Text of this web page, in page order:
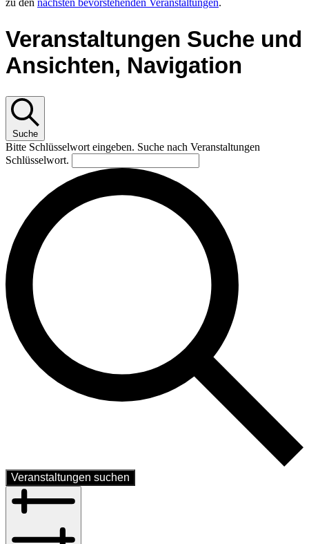
zu den nächsten bevorstehenden Veranstaltungen.
Veranstaltungen Suche und
Ansichten, Navigation
Suche
Bitte Schlüsselwort eingeben. Suche nach Veranstaltungen
Schlüsselwort.
Veranstaltungen suchen